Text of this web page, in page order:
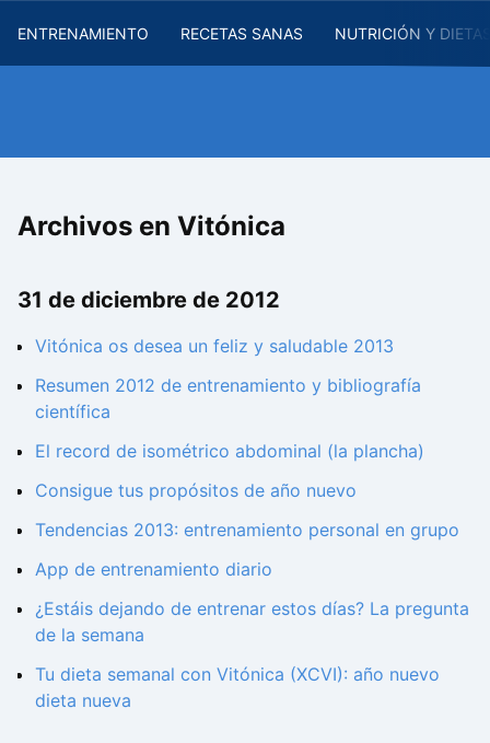
ENTRENAMIENTO RECETAS SANAS NUTRICIÓN Y
Archivos en Vitónica
31 de diciembre de 2012
Vitónica os desea un feliz y saludable 2013
Resumen 2012 de entrenamiento y bibliografía
científica
El record de isométrico abdominal (la plancha)
Consigue tus propósitos de año nuevo
Tendencias 2013: entrenamiento personal en grupo
App de entrenamiento diario
¿Estáis dejando de entrenar estos días? La pregunta
de la semana
Tu dieta semanal con Vitónica (XCVI): año nuevo
dieta nueva